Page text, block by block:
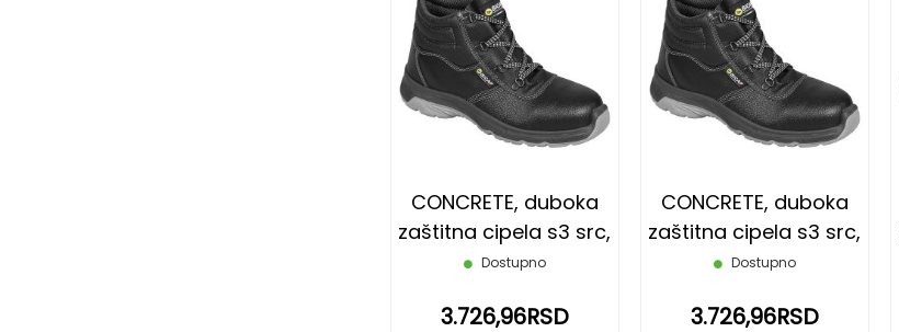
CONCRETE, duboka
zaštitna cipela s3 src,
crna, 37
Dostupno
3.726,96RSD
ŽELJA
CONCRETE, duboka
zaštitna cipela s3 src,
crna, 38
Dostupno
3.726,96RSD
ŽELJA